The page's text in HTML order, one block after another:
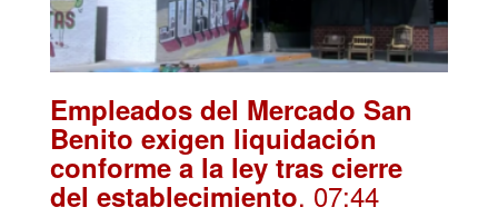
Empleados del Mercado San
Benito exigen liquidación
conforme a la ley tras cierre
del establecimiento. 07:44